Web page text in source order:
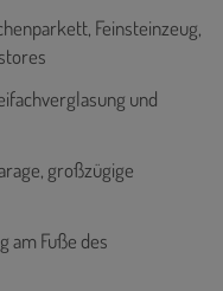
Feinsteinzeug,
und
großzügige
am Fuße des